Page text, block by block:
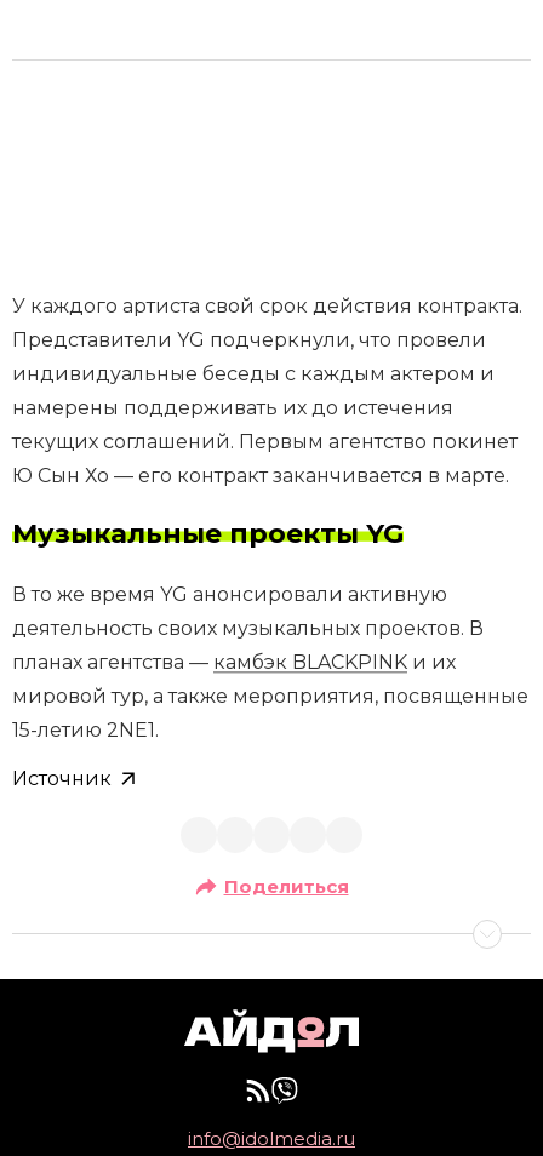
У каждого артиста свой срок действия контракта.
Представители YG подчеркнули, что провели
индивидуальные беседы с каждым актером и
намерены поддерживать их до истечения
текущих соглашений. Первым агентство покинет
Ю Сын Хо — его контракт заканчивается в марте.
Музыкальные проекты YG
В то же время YG анонсировали активную
деятельность своих музыкальных проектов. В
планах агентства — камбэк BLACKPINK и их
мировой тур, а также мероприятия, посвященные
15-летию 2NE1.
Источник
Поделиться
info@idolmedia.ru